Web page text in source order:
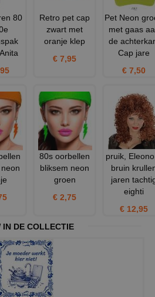
80
Retro pet cap
zwart met
oranje klep
€ 7,95
Pet Neon
met gaas
de
Cap jare
€ 7,50
80s oorbellen
bliksem neon
groen
€ 2,75
pruik,
bruin
jaren
eighti
€ 12,95
IN DE COLLECTIE